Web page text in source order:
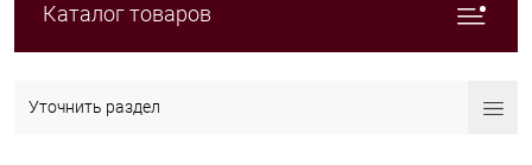
Каталог товаров
Уточнить раздел